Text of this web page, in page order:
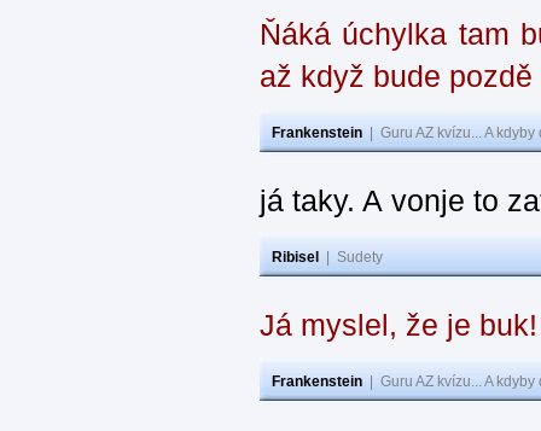
Ňáká úchylka tam
až když bude pozdě
Frankenstein Guru AZ kvízu... A
já taky. A vonje to
Ribisel Sudety
Já myslel, že je
Frankenstein Guru AZ kvízu... A